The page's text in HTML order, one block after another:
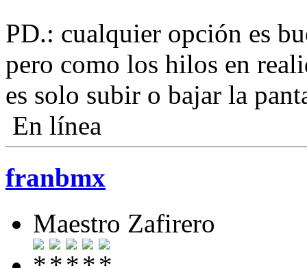
PD.: cualquier opción es
pero como los hilos en
es solo subir o bajar la
En línea
franbmx
Maestro Zafirero